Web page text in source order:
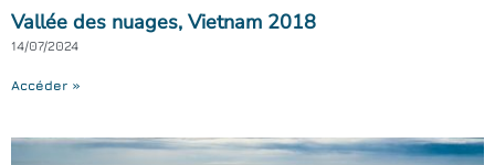
Vallée des nuages, Vietnam 2018
14/07/2024
Accéder »